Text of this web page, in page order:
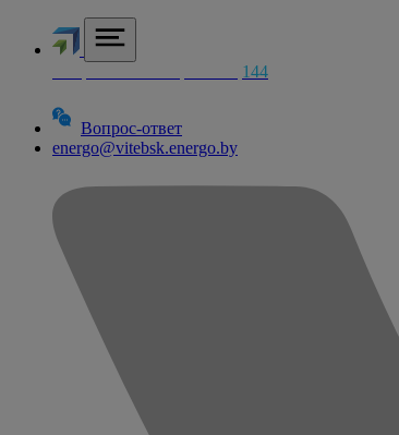
144
Вопрос-ответ
energo@vitebsk.energo.by